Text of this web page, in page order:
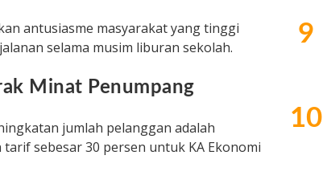
antusiasme masyarakat yang tinggi
selama musim liburan sekolah.
Minat Penumpang
jumlah pelanggan adalah
sebesar 30 persen untuk KA Ekonomi
9
10